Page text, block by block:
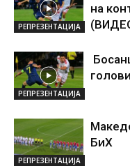
РЕПРЕЗЕНТАЦИЈА
на
РЕПРЕЗЕНТАЦИЈА
РЕПРЕЗЕНТАЦИЈА
БиХ